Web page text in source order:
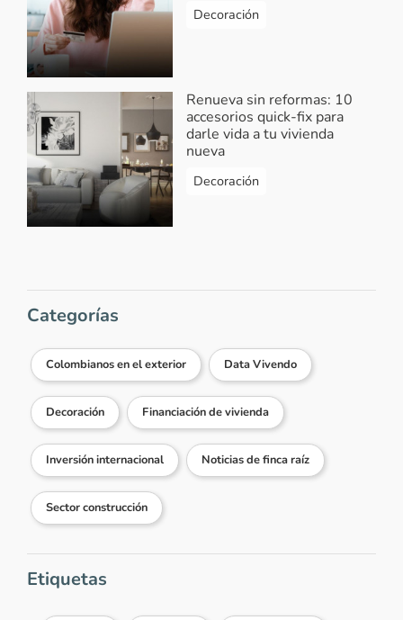
Decoración
Renueva sin reformas: 10
accesorios quick-fix para
darle vida a tu vivienda
nueva
Decoración
Categorías
Colombianos en el exterior Data Vivendo
Decoración Financiación de vivienda
Inversión internacional Noticias de finca raíz
Sector construcción
Etiquetas